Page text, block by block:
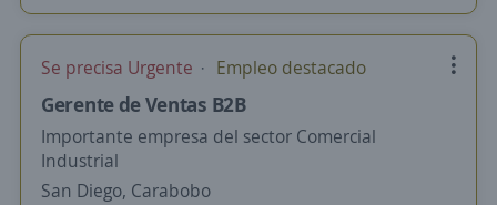
Se precisa Urgente Empleo destacado
Gerente de Ventas B2B
Importante empresa del sector Comercial
Industrial
San Diego, Carabobo